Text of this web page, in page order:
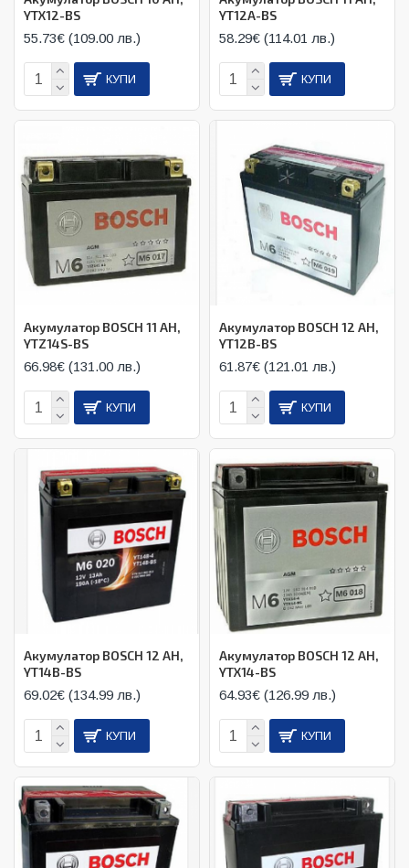
YTX12-BS
55.73€ (109.00 лв.)
КУПИ
YT12A-BS
58.29€ (114.01 лв.)
КУПИ
Акумулатор BOSCH 11 AH,
YTZ14S-BS
66.98€ (131.00 лв.)
КУПИ
Акумулатор BOSCH 12 AH,
YT12B-BS
61.87€ (121.01 лв.)
КУПИ
Акумулатор BOSCH 12 AH,
YT14B-BS
69.02€ (134.99 лв.)
КУПИ
Акумулатор BOSCH 12 AH,
YTX14-BS
64.93€ (126.99 лв.)
КУПИ